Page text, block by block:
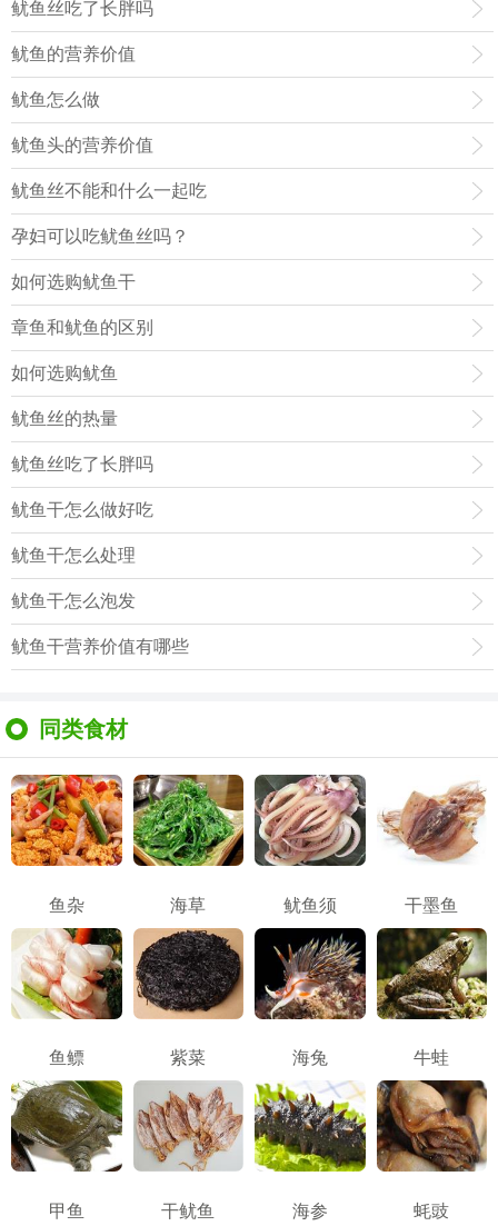
鱿鱼丝吃了长胖吗
鱿鱼的营养价值
鱿鱼怎么做
鱿鱼头的营养价值
鱿鱼丝不能和什么一起吃
孕妇可以吃鱿鱼丝吗？
如何选购鱿鱼干
章鱼和鱿鱼的区别
如何选购鱿鱼
鱿鱼丝的热量
鱿鱼丝吃了长胖吗
鱿鱼干怎么做好吃
鱿鱼干怎么处理
鱿鱼干怎么泡发
鱿鱼干营养价值有哪些
同类食材
鱼杂 海草 鱿鱼须 干墨鱼
鱼鳔 紫菜 海兔 牛蛙
甲鱼 干鱿鱼 海参 蚝豉